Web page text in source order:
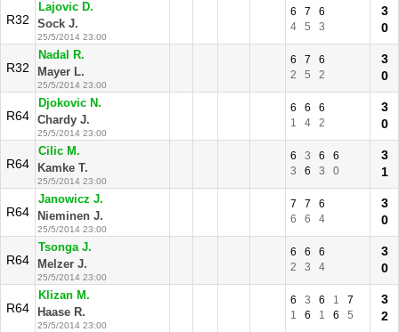
R32
Lajovic D.
Sock J.
25/5/2014 23:00
6 7
6
4
5 3
3
0
R32
Nadal R.
Mayer L.
25/5/2014 23:00
6 7
6
2
5 2
3
0
R64
Djokovic N.
Chardy J.
25/5/2014 23:00
6 6
6
1
4 2
3
0
R64
Cilic M.
Kamke T.
25/5/2014 23:00
6 3 6
6
3
6 3 0
3
1
R64
Janowicz J.
Nieminen J.
25/5/2014 23:00
7 7
6
6
6 4
3
0
R64
Tsonga J.
Melzer J.
25/5/2014 23:00
6 6
6
2
3 4
3
0
R64
Klizan M.
Haase R.
25/5/2014 23:00
6 3 6 1
7
1
6 1 6 5
3
2